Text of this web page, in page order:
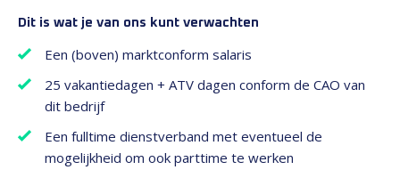
Dit is wat je van ons kunt verwachten
Een (boven) marktconform salaris
25 vakantiedagen + ATV dagen conform de CAO van
dit bedrijf
Een fulltime dienstverband met eventueel de
mogelijkheid om ook parttime te werken